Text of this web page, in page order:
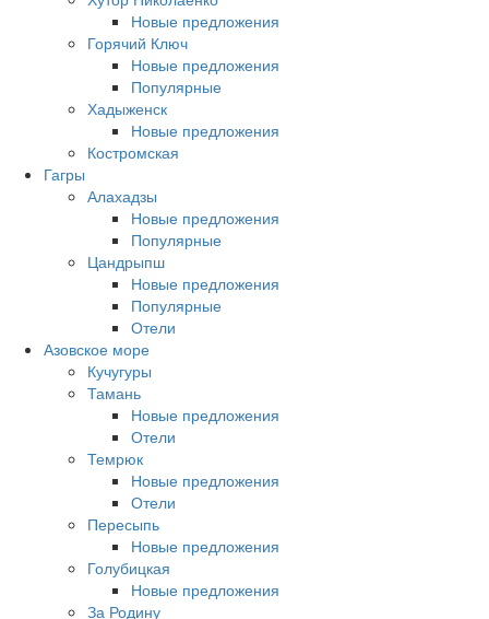
Новые предложения
Горячий Ключ
Новые предложения
Популярные
Хадыженск
Новые предложения
Костромская
Гагры
Алахадзы
Новые предложения
Популярные
Цандрыпш
Новые предложения
Популярные
Отели
Азовское море
Кучугуры
Тамань
Новые предложения
Отели
Темрюк
Новые предложения
Отели
Пересыпь
Новые предложения
Голубицкая
Новые предложения
За Родину